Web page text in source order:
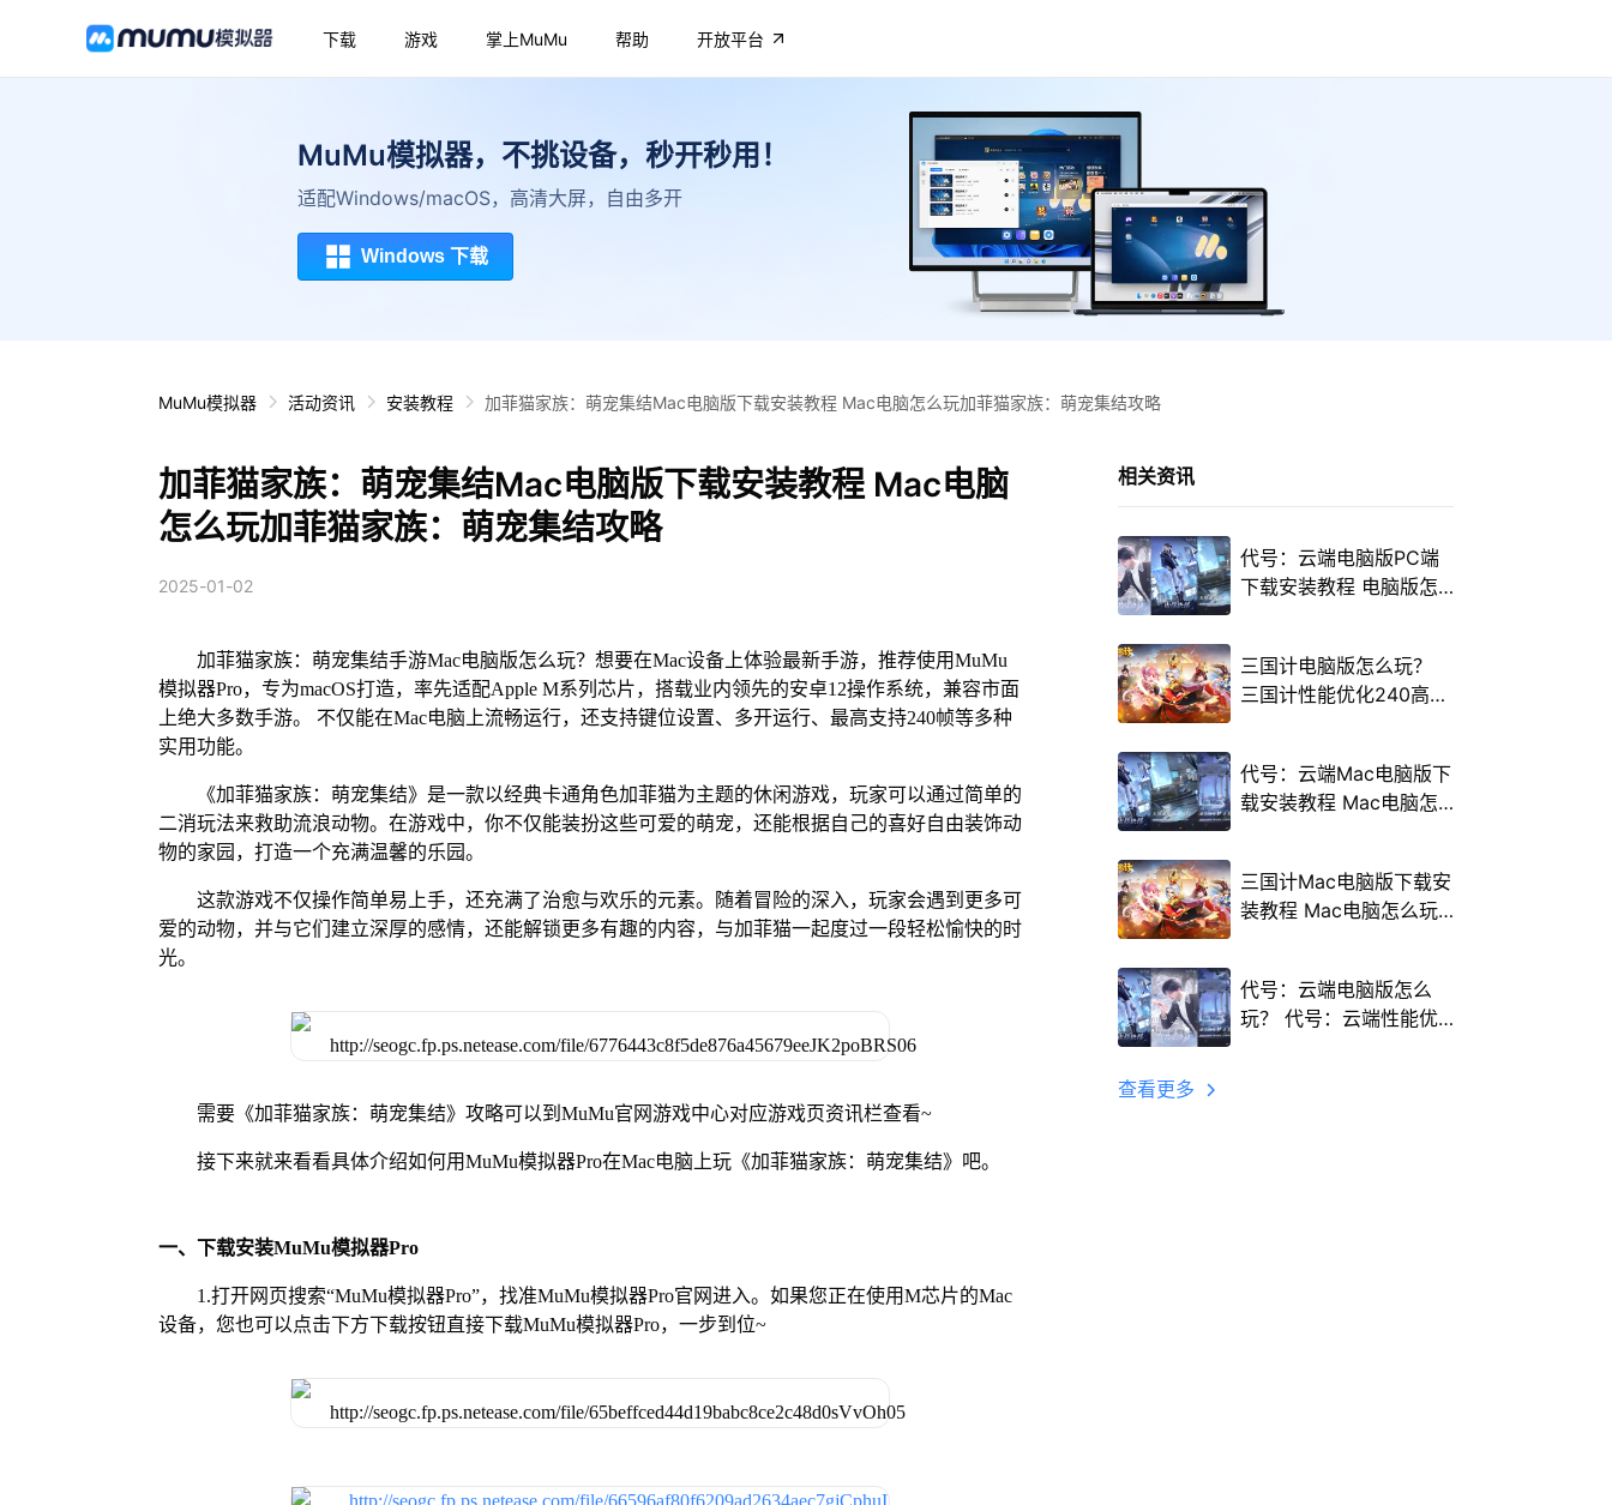
下载 游戏 掌上MuMu 帮助 开放平台
MuMu模拟器，不挑设备，秒开秒用！
适配Windows/macOS，高清大屏，自由多开
Windows 下载
MuMu模拟器 活动资讯 安装教程 加菲猫家族：萌宠集结Mac电脑版下载安装教程 Mac电脑怎么玩加菲猫家族：萌宠集结攻略
加菲猫家族：萌宠集结Mac电脑版下载安装教程 Mac电脑
怎么玩加菲猫家族：萌宠集结攻略
2025-01-02
加菲猫家族：萌宠集结手游Mac电脑版怎么玩？想要在Mac设备上体验最新手游，推荐使用MuMu
模拟器Pro，专为macOS打造，率先适配Apple M系列芯片，搭载业内领先的安卓12操作系统，兼容市面
上绝大多数手游。 不仅能在Mac电脑上流畅运行，还支持键位设置、多开运行、最高支持240帧等多种
实用功能。
《加菲猫家族：萌宠集结》是一款以经典卡通角色加菲猫为主题的休闲游戏，玩家可以通过简单的
二消玩法来救助流浪动物。在游戏中，你不仅能装扮这些可爱的萌宠，还能根据自己的喜好自由装饰动
物的家园，打造一个充满温馨的乐园。
这款游戏不仅操作简单易上手，还充满了治愈与欢乐的元素。随着冒险的深入，玩家会遇到更多可
爱的动物，并与它们建立深厚的感情，还能解锁更多有趣的内容，与加菲猫一起度过一段轻松愉快的时
光。
需要《加菲猫家族：萌宠集结》攻略可以到MuMu官网游戏中心对应游戏页资讯栏查看~
接下来就来看看具体介绍如何用MuMu模拟器Pro在Mac电脑上玩《加菲猫家族：萌宠集结》吧。
一、下载安装MuMu模拟器Pro
1.打开网页搜索“MuMu模拟器Pro”，找准MuMu模拟器Pro官网进入。如果您正在使用M芯片的Mac
设备，您也可以点击下方下载按钮直接下载MuMu模拟器Pro，一步到位~
相关资讯
代号：云端电脑版PC端
下载安装教程 电脑版怎
三国计电脑版怎么玩？
三国计性能优化240高帧
代号：云端Mac电脑版下
载安装教程 Mac电脑怎
三国计Mac电脑版下载安
装教程 Mac电脑怎么玩
代号：云端电脑版怎么
玩？ 代号：云端性能优
查看更多